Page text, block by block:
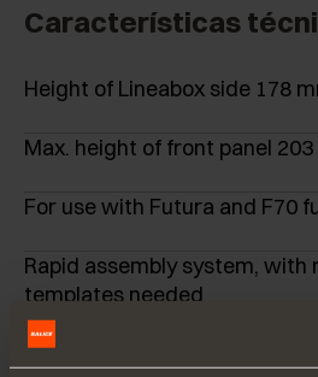
Características
Height of Lineabox side 178
Max. height of front panel
For use with Futura and F70
Rapid assembly system, with
templates needed
Rapid mounting and removal